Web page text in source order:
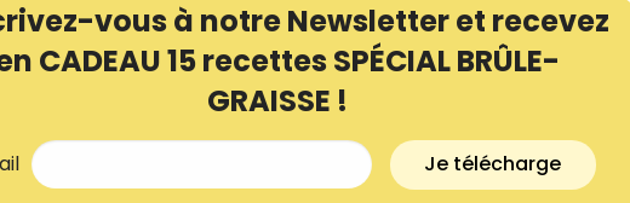
vous à notre Newsletter et recevez
CADEAU 15 recettes SPÉCIAL BRÛLE-
GRAISSE !
Je télécharge